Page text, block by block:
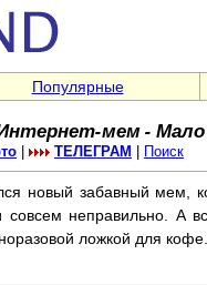
Популярные
мем - Мало
ТЕЛЕГРАМ Поиск
новый забавный мем,
совсем неправильно. А
ложкой для кофе.